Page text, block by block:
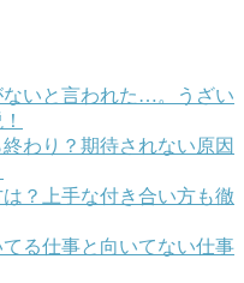
いと言われた…。うざい
わり？期待されない原因
？上手な付き合い方も徹
る仕事と向いてない仕事